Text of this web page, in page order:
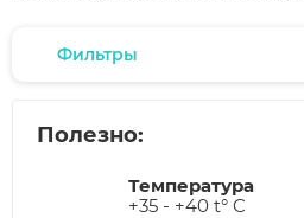
Фильтры
Полезно:
Температура
+35 - +40 t° C